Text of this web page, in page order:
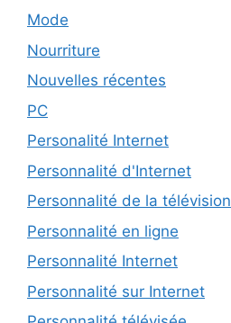
Mode
Nourriture
Nouvelles récentes
PC
Personalité Internet
Personnalité d'Internet
Personnalité de la télévision
Personnalité en ligne
Personnalité Internet
Personnalité sur Internet